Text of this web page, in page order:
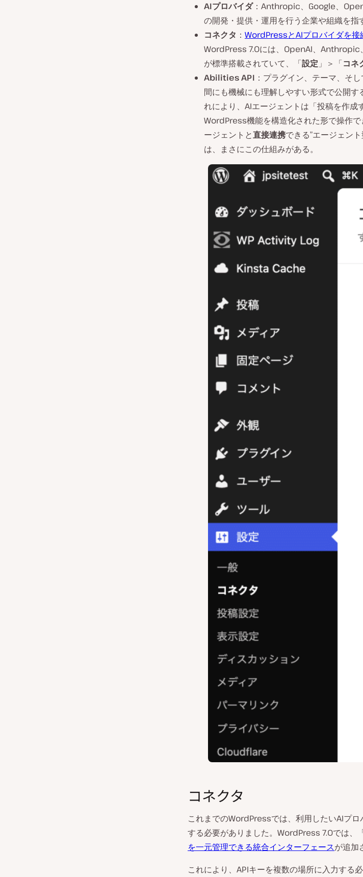
AIプロバイダ：Anthropic、Google、
の開発・提供・運用を行う企業や組織を指
コネクタ ： WordPressとAIプロバイダを接
WordPress 7.0には、OpenAI、Anthropic
が標準搭載されていて、「設定 」＞「コネ
Abilities API ：プラグイン、テーマ、そ
間にも機械にも理解しやすい形式で公開す
れにより、AIエージェントは「投稿を作成
WordPress機能を構造化された形で操作
ージェントと直接連携できる”エージェン
は、まさにこの仕組みがある。
コネクタ
これまでのWordPressでは、利用したいAIプ
する必要がありました。WordPress 7.0では、
を一元管理できる統合インターフェースが追加
これにより、APIキーを複数の場所に入力する